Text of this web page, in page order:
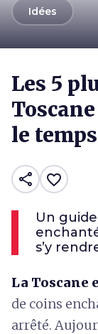
arrow_backIdées
Les 5
le temps
share favorite_border
Un
s’y
La Toscane
de coins
arrêté.